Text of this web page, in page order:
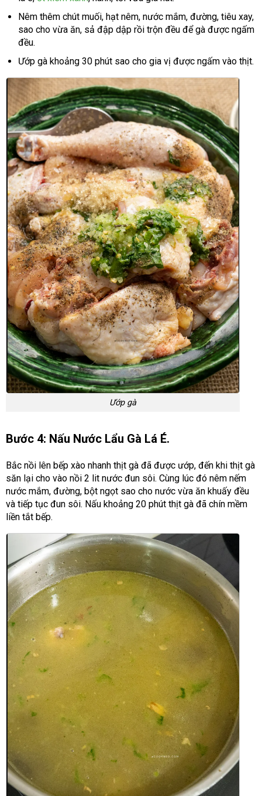
Nêm thêm chút muối, hạt nêm, nước mắm, đường, tiêu xay,
sao cho vừa ăn, sả đập dập rồi trộn đều để gà được ngấm
đều.
Ướp gà khoảng 30 phút sao cho gia vị được ngấm vào thịt.
Ướp gà
Bước 4: Nấu Nước Lẩu Gà Lá É.
Bắc nồi lên bếp xào nhanh thịt gà đã được ướp, đến khi thịt gà
săn lại cho vào nồi 2 lit nước đun sôi. Cùng lúc đó nêm nếm
nước mắm, đường, bột ngọt sao cho nước vừa ăn khuấy đều
và tiếp tục đun sôi. Nấu khoảng 20 phút thịt gà đã chín mềm
liền tắt bếp.